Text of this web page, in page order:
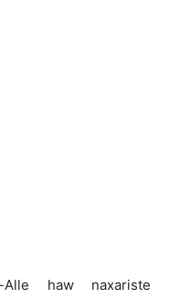
Alle haw naxariste